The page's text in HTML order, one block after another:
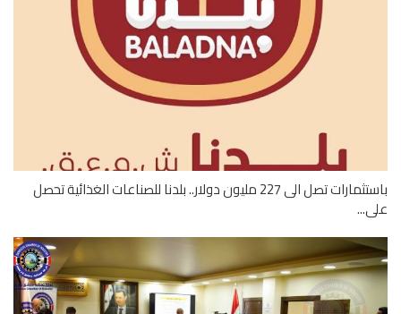
باستثمارات تصل الى 227 مليون دولار.. بلدنا للصناعات الغذائية تحصل